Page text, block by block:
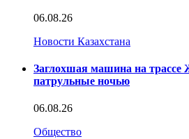
06.08.26
Новости Казахстана
Заглохшая машина на трассе
патрульные ночью
06.08.26
Общество